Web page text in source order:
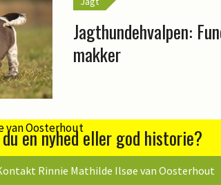
Jagthundehvalpen:
makker
en nyhed eller god historie?
Rinnie Mathilde Ilsøe van Oosterhout